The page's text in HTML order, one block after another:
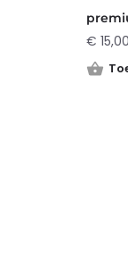
€ 15,00